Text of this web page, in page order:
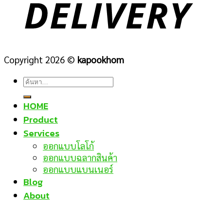
Copyright 2026 © kapookhom
ค้นหา:
HOME
Product
Services
ออกแบบโลโก้
ออกแบบฉลากสินค้า
ออกแบบแบนเนอร์
Blog
About